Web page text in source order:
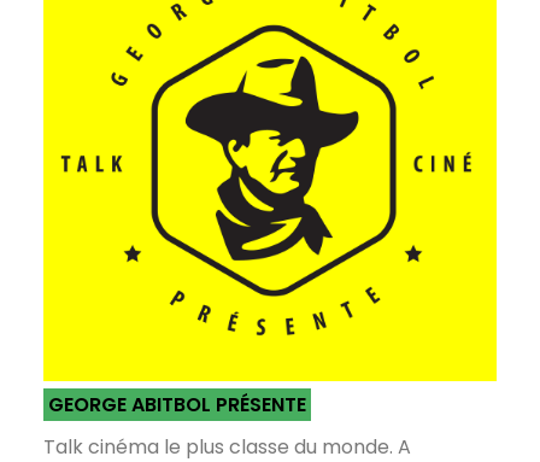
GEORGE ABITBOL PRÉSENTE
Talk cinéma le plus classe du monde. A